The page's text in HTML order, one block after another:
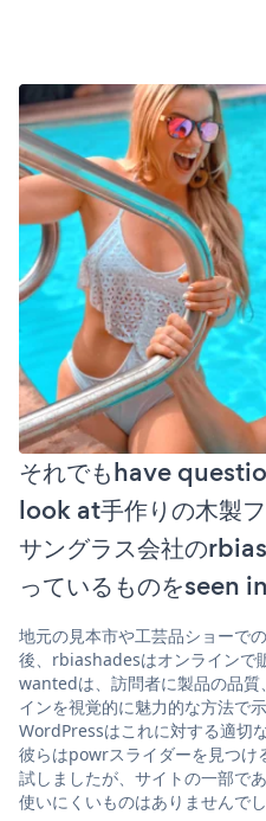
それでもhave
look at手作りの木製
サングラス会社の
っているものをseen
地元の見本市や工芸品ショーで
後、rbiashadesはオンラインで
wantedは、訪問者に製品の品
インを視覚的に魅力的な方法で
WordPressはこれに対する適切
彼らはpowrスライダーを見つ
試しましたが、サイトの一部で
使いにくいものはありませんでし